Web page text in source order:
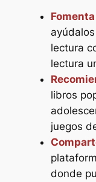
lectura
lectura
libros
juegos
donde